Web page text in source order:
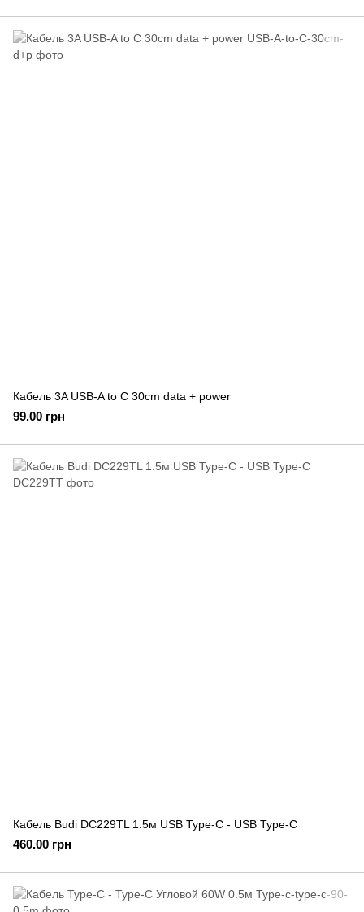
Кабель 3A USB-A to C 30cm data + power
99.00 грн
Кабель Budi DC229TL 1.5м USB Type-C - USB Type-C
460.00 грн